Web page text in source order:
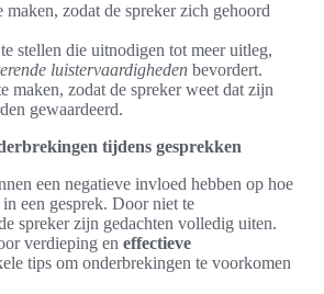
maken, zodat de spreker zich gehoord
stellen die uitnodigen tot meer uitleg,
luistervaardigheden bevordert.
maken, zodat de spreker weet dat zijn
gewaardeerd.
tijdens gesprekken
een negatieve invloed hebben op hoe
een gesprek. Door niet te
spreker zijn gedachten volledig uiten.
verdieping en effectieve
tips om onderbrekingen te voorkomen